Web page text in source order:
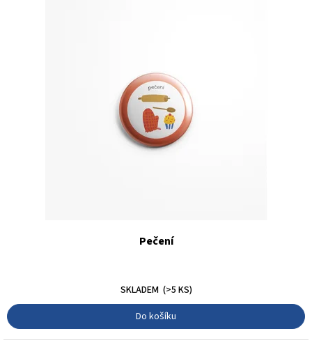
Pečení
SKLADEM (>5 KS)
Do košíku